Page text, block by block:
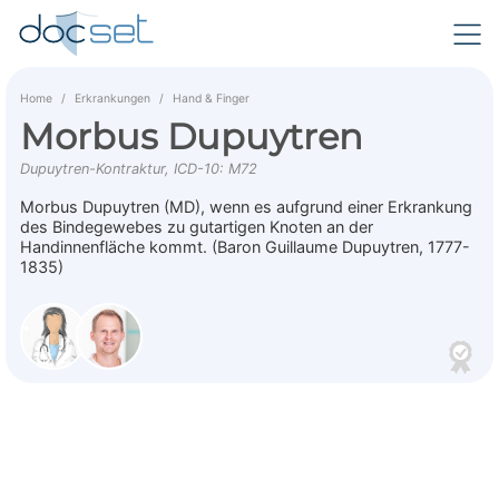
Home Erkrankungen Hand & Finger
Morbus Dupuytren
Dupuytren-Kontraktur, ICD-10: M72
Morbus Dupuytren (MD), wenn es aufgrund einer Erkrankung
des Bindegewebes zu gutartigen Knoten an der
Handinnenfläche kommt. (Baron Guillaume Dupuytren, 1777-
1835)